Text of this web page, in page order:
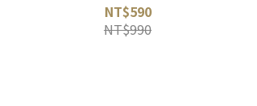
NT$590
NT$990